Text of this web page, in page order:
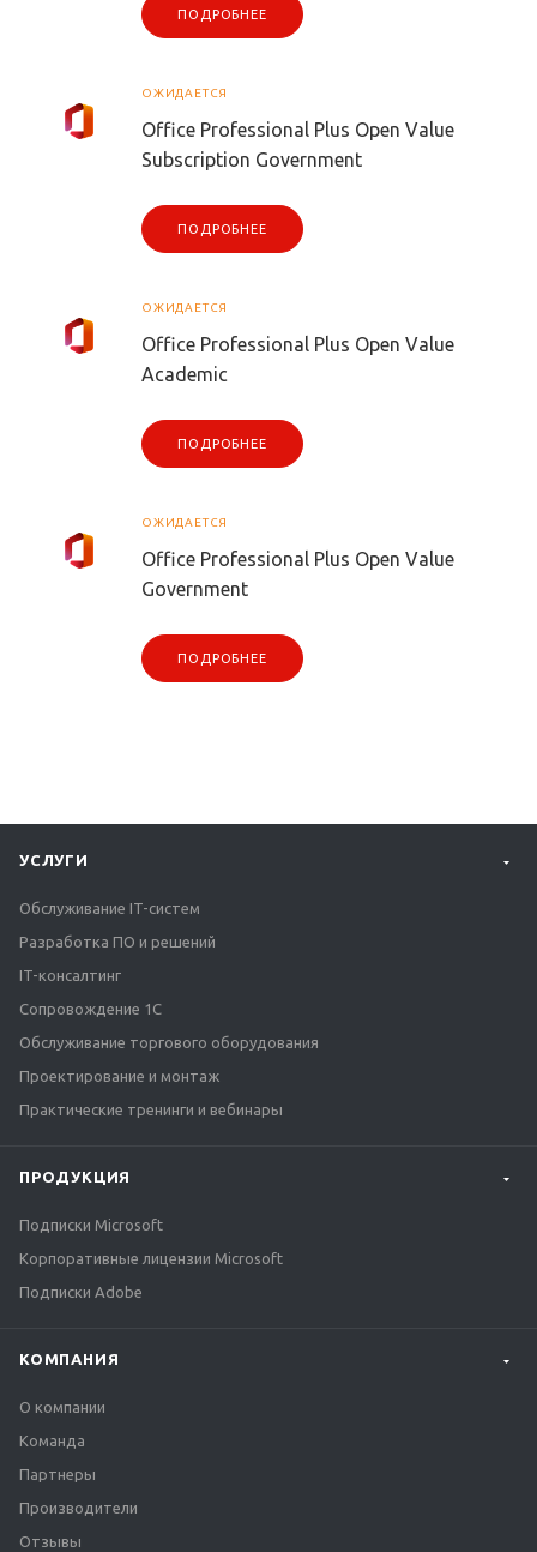
ПОДРОБНЕЕ
ОЖИДАЕТСЯ
Office Professional Plus Open Value
Subscription Government
ПОДРОБНЕЕ
ОЖИДАЕТСЯ
Office Professional Plus Open Value
Academic
ПОДРОБНЕЕ
ОЖИДАЕТСЯ
Office Professional Plus Open Value
Government
ПОДРОБНЕЕ
УСЛУГИ
Обслуживание IT-систем
Разработка ПО и решений
IT-консалтинг
Сопровождение 1С
Обслуживание торгового оборудования
Проектирование и монтаж
Практические тренинги и вебинары
ПРОДУКЦИЯ
Подписки Microsoft
Корпоративные лицензии Microsoft
Подписки Adobe
КОМПАНИЯ
О компании
Команда
Партнеры
Производители
Отзывы